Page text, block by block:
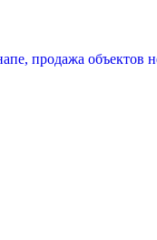
продажа объектов